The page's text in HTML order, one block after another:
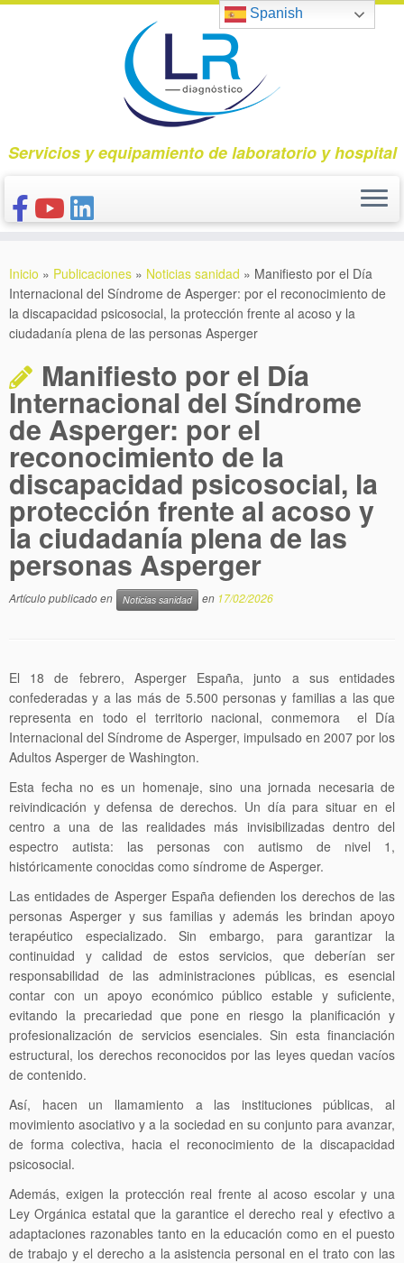
Saltar
Servicios y equipamiento de laboratorio y hospital
CONÓCENOS
NUESTROS PRODUCTOS
CONTACTO
Inicio » Publicaciones » Noticias sanidad » Manifiesto por el Día
Internacional del Síndrome de Asperger: por el reconocimiento de
la discapacidad psicosocial, la protección frente al acoso y la
ciudadanía plena de las personas Asperger
Manifiesto por el Día
Internacional del Síndrome
de Asperger: por el
reconocimiento de la
discapacidad psicosocial, la
protección frente al acoso y
la ciudadanía plena de las
personas Asperger
Artículo publicado en Noticias sanidad en 17/02/2026
El 18 de febrero, Asperger España, junto a sus entidades
confederadas y a las más de 5.500 personas y familias a las que
representa en todo el territorio nacional, conmemora el Día
Internacional del Síndrome de Asperger, impulsado en 2007 por los
Adultos Asperger de Washington.
Esta fecha no es un homenaje, sino una jornada necesaria de
reivindicación y defensa de derechos. Un día para situar en el
centro a una de las realidades más invisibilizadas dentro del
espectro autista: las personas con autismo de nivel 1,
históricamente conocidas como síndrome de Asperger.
Las entidades de Asperger España defienden los derechos de las
personas Asperger y sus familias y además les brindan apoyo
terapéutico especializado. Sin embargo, para garantizar la
continuidad y calidad de estos servicios, que deberían ser
responsabilidad de las administraciones públicas, es esencial
contar con un apoyo económico público estable y suficiente,
evitando la precariedad que pone en riesgo la planificación y
profesionalización de servicios esenciales. Sin esta financiación
estructural, los derechos reconocidos por las leyes quedan vacíos
de contenido.
Así, hacen un llamamiento a las instituciones públicas, al
movimiento asociativo y a la sociedad en su conjunto para avanzar,
de forma colectiva, hacia el reconocimiento de la discapacidad
psicosocial.
Además, exigen la protección real frente al acoso escolar y una
Ley Orgánica estatal que la garantice el derecho real y efectivo a
adaptaciones razonables tanto en la educación como en el puesto
de trabajo y el derecho a la asistencia personal en el trato con las
Spanish